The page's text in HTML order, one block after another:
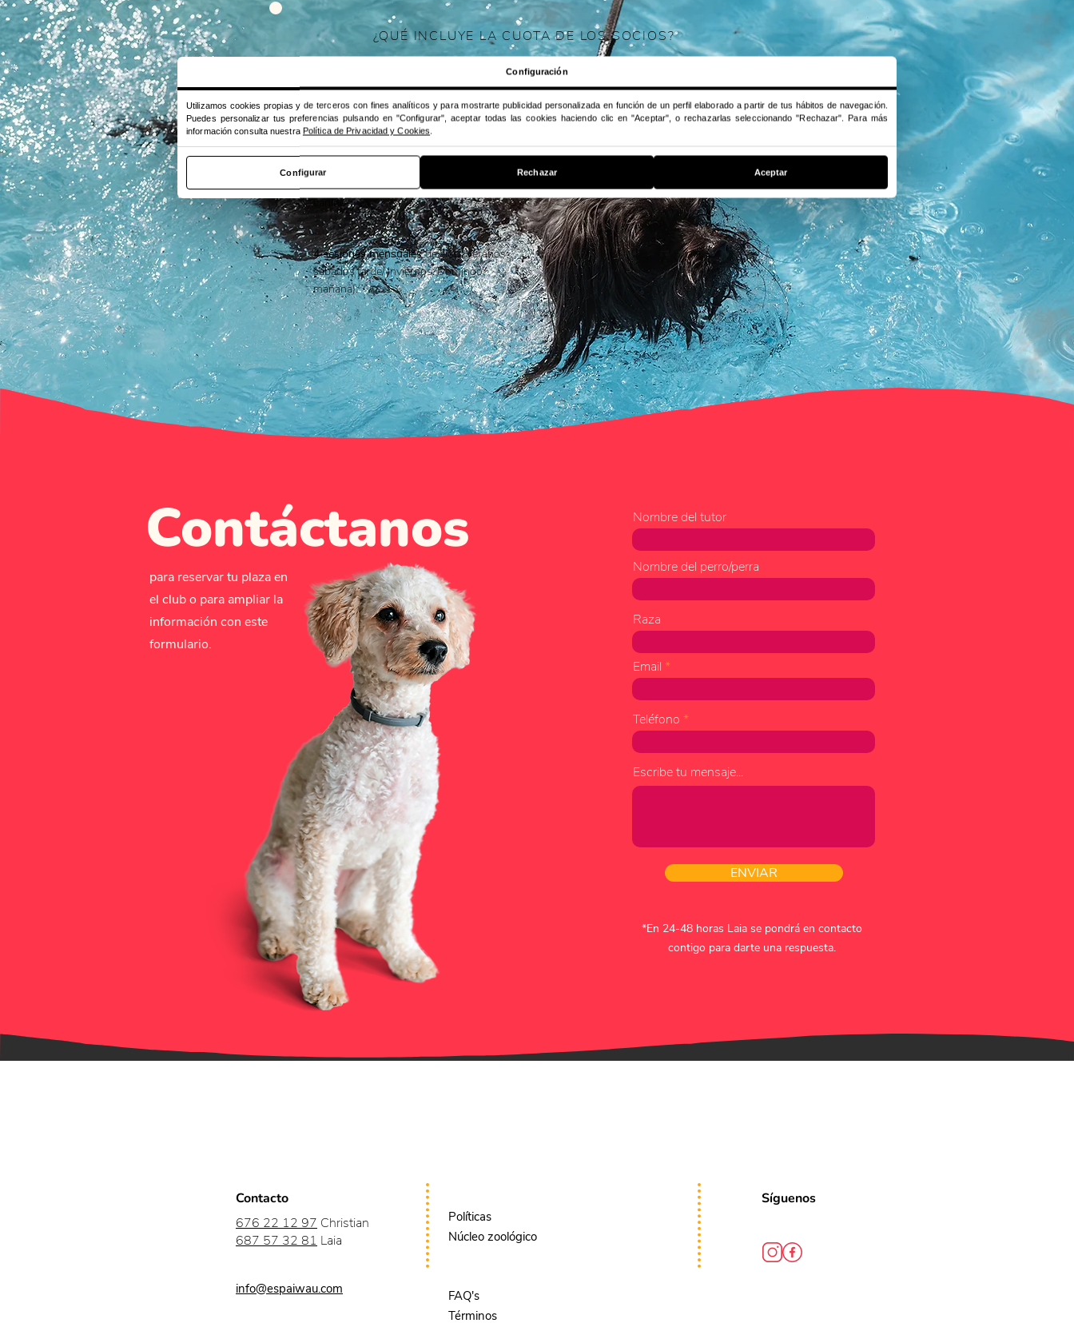
¿QUÉ INCLUYE LA CUOTA DE LOS SOCIOS?
de Wau
como formación, residencia canina y
guardería de perros.
Asesoramiento profesional
individualizadopara seguir aprendiendo y
aplicando distintas técnicas de educación
Descuentos
WAU como pienso, masticables y material
canino.
4 sesiones mensualesde club (Veranos:
sábados tarde/ Inviernos: Domingo
mañana).
Contáctanos
para reservar tu plaza en
el club o para ampliar la
información con este
formulario.
Nombre del tutor
Nombre del perro/perra
Raza
Email
Teléfono
Escribe tu mensaje...
ENVIAR
*En 24-48 horas Laia se pondrá en contacto
contigo para darte una respuesta.
Contacto
676 22 12 97 Christian
687 57 32 81 Laia
Políticas
Núcleo zoológico
info@espaiwau.com
FAQ's
Términos
Síguenos
Configuración
Utilizamos cookies propias y de terceros con fines analíticos y para mostrarte publicidad personalizada en función de un perfil elaborado a partir de tus hábitos de navegación.
Puedes personalizar tus preferencias pulsando en "Configurar", aceptar todas las cookies haciendo clic en "Aceptar", o rechazarlas seleccionando "Rechazar". Para más
información consulta nuestra Política de Privacidad y Cookies
Configurar Rechazar Aceptar